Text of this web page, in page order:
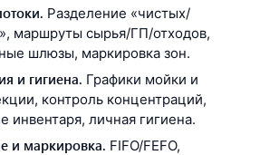
Разделение «чистых/
маршруты сырья/ГП/отходов,
шлюзы, маркировка зон.
и гигиена. Графики мойки и
контроль концентраций,
инвентаря, личная гигиена.
и маркировка. FIFO/FEFO,